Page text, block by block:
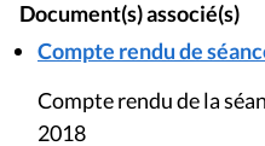
Document(s) associé(s)
Compte rendu de
Compte rendu de la
2018